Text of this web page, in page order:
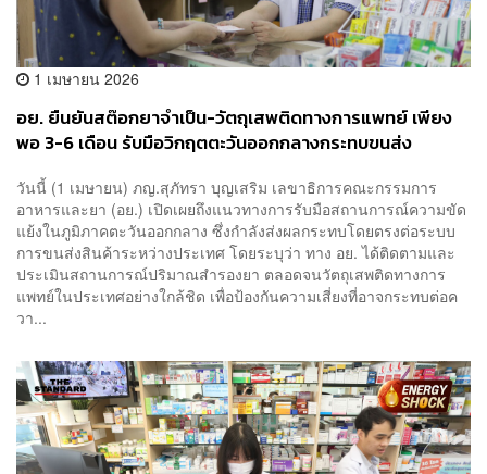
1 เมษายน 2026
อย. ยืนยันสต๊อกยาจำเป็น-วัตถุเสพติดทางการแพทย์ เพียง
พอ 3-6 เดือน รับมือวิกฤตตะวันออกกลางกระทบขนส่ง
วันนี้ (1 เมษายน) ภญ.สุภัทรา บุญเสริม เลขาธิการคณะกรรมการ
อาหารและยา (อย.) เปิดเผยถึงแนวทางการรับมือสถานการณ์ความขัด
แย้งในภูมิภาคตะวันออกกลาง ซึ่งกำลังส่งผลกระทบโดยตรงต่อระบบ
การขนส่งสินค้าระหว่างประเทศ โดยระบุว่า ทาง อย. ได้ติดตามและ
ประเมินสถานการณ์ปริมาณสำรองยา ตลอดจนวัตถุเสพติดทางการ
แพทย์ในประเทศอย่างใกล้ชิด เพื่อป้องกันความเสี่ยงที่อาจกระทบต่อค
วา...